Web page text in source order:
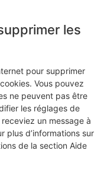
les
pour supprimer
Vous pouvez
ne peuvent pas être
les réglages de
un message à
plus d’informations sur
de la section Aide